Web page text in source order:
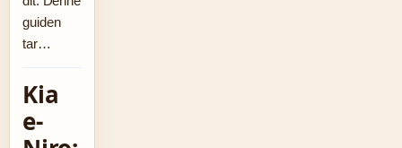
guiden
tar…
Kia
e-